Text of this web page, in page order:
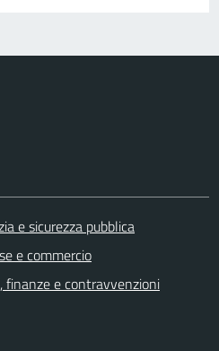
e sicurezza pubblica
e commercio
finanze e contravvenzioni